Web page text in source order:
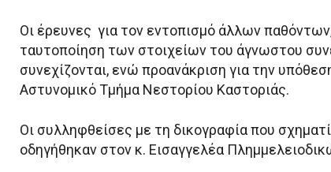
Οι έρευνες για τον εντοπισμό άλλων
ταυτοποίηση των στοιχείων του άγνωστου
συνεχίζονται, ενώ προανάκριση για την
Αστυνομικό Τμήμα Νεστορίου Καστοριάς.
Οι συλληφθείσες με τη δικογραφία που
οδηγήθηκαν στον κ. Εισαγγελέα